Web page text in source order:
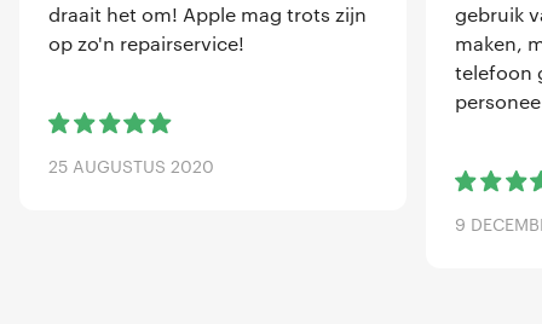
draait het om! Apple mag trots zijn
op zo'n repairservice!
25 AUGUSTUS 2020
gebruik
maken,
telefoon
9